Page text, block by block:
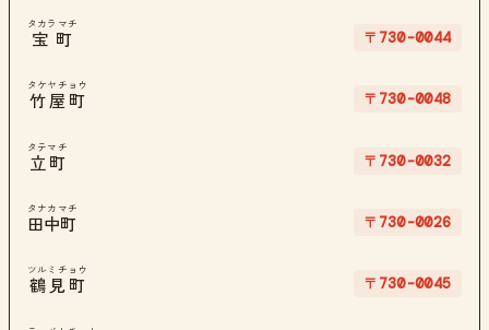
宝町
タカラマチ
〒730-0044
竹屋町
タケヤチョウ
〒730-0048
立町
タテマチ
〒730-0032
田中町
タナカマチ
〒730-0026
鶴見町
ツルミチョウ
〒730-0045